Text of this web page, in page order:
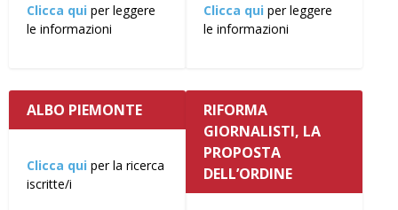
Clicca qui per leggere
le informazioni
Clicca qui per leggere
le informazioni
ALBO PIEMONTE
Clicca qui per la ricerca
iscritte/i
RIFORMA
GIORNALISTI, LA
PROPOSTA
DELL’ORDINE